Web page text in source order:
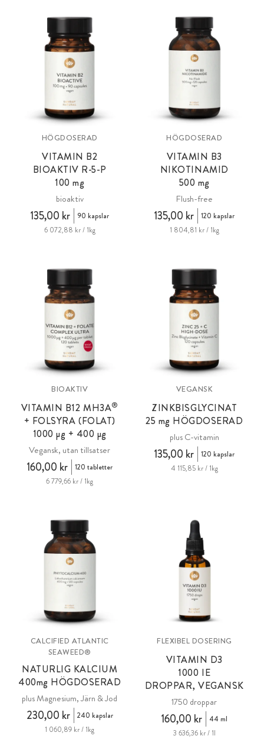
HÖGDOSERAD
VITAMIN B2
BIOAKTIV R-5-P
100 mg
bioaktiv
135,00 kr
90 kapslar
6 072,88 kr / 1kg
HÖGDOSERAD
VITAMIN B3
NIKOTINAMID
500 mg
Flush-free
135,00 kr
120 kapslar
1 804,81 kr / 1kg
BIOAKTIV
VITAMIN B12 MH3A®
+ FOLSYRA (FOLAT)
1000 µg + 400 µg
Vegansk, utan tillsatser
160,00 kr
120 tabletter
6 779,66 kr / 1kg
VEGANSK
ZINKBISGLYCINAT
25 mg HÖGDOSERAD
plus C-vitamin
135,00 kr
120 kapslar
4 115,85 kr / 1kg
CALCIFIED ATLANTIC
SEAWEED®
NATURLIG KALCIUM
400mg HÖGDOSERAD
plus Magnesium, Järn & Jod
230,00 kr
240 kapslar
1 060,89 kr / 1kg
FLEXIBEL DOSERING
VITAMIN D3
1000 IE
DROPPAR, VEGANSK
1750 droppar
160,00 kr
44 ml
3 636,36 kr / 1l